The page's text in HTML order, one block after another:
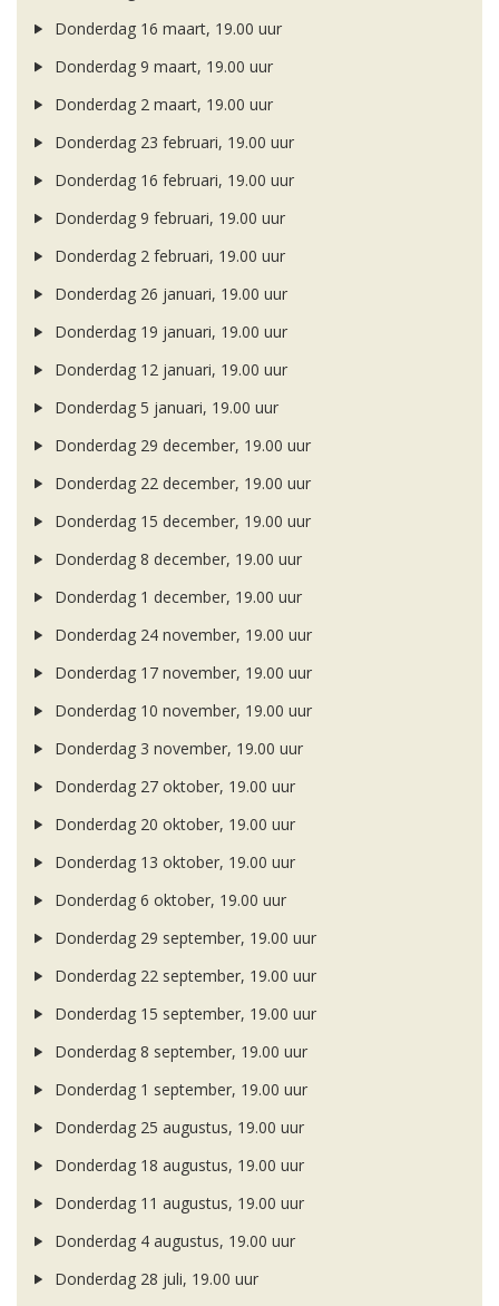
Donderdag 16 maart, 19.00 uur
Donderdag 9 maart, 19.00 uur
Donderdag 2 maart, 19.00 uur
Donderdag 23 februari, 19.00 uur
Donderdag 16 februari, 19.00 uur
Donderdag 9 februari, 19.00 uur
Donderdag 2 februari, 19.00 uur
Donderdag 26 januari, 19.00 uur
Donderdag 19 januari, 19.00 uur
Donderdag 12 januari, 19.00 uur
Donderdag 5 januari, 19.00 uur
Donderdag 29 december, 19.00 uur
Donderdag 22 december, 19.00 uur
Donderdag 15 december, 19.00 uur
Donderdag 8 december, 19.00 uur
Donderdag 1 december, 19.00 uur
Donderdag 24 november, 19.00 uur
Donderdag 17 november, 19.00 uur
Donderdag 10 november, 19.00 uur
Donderdag 3 november, 19.00 uur
Donderdag 27 oktober, 19.00 uur
Donderdag 20 oktober, 19.00 uur
Donderdag 13 oktober, 19.00 uur
Donderdag 6 oktober, 19.00 uur
Donderdag 29 september, 19.00 uur
Donderdag 22 september, 19.00 uur
Donderdag 15 september, 19.00 uur
Donderdag 8 september, 19.00 uur
Donderdag 1 september, 19.00 uur
Donderdag 25 augustus, 19.00 uur
Donderdag 18 augustus, 19.00 uur
Donderdag 11 augustus, 19.00 uur
Donderdag 4 augustus, 19.00 uur
Donderdag 28 juli, 19.00 uur